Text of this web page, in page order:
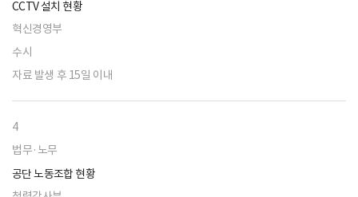
CCTV 설치 현황
혁신경영부
수시
자료 발생 후 15일 이내
4
법무·노무
공단 노동조합 현황